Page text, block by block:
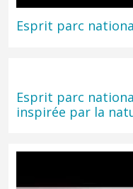
Esprit parc
Esprit parc
inspirée par la